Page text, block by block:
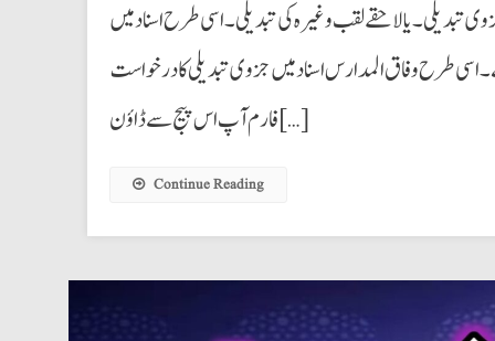
یا لاحقے لقب وغیرہ کی تبدیلی۔ اسی طرح اسناد میں
اسی طرح وفاق المدارس اسناد میں جزوی تبدیلی کا درخواست
فارم آپ اس پیج سے ڈاؤن […]
Continue Reading